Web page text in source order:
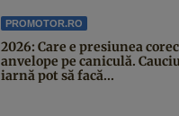
PROMOTOR.RO
2026: Care e presiunea
anvelope pe caniculă.
iarnă pot să facă...